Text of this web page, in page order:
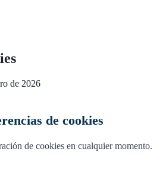
de 2026
de cookies
de cookies en cualquier momento.